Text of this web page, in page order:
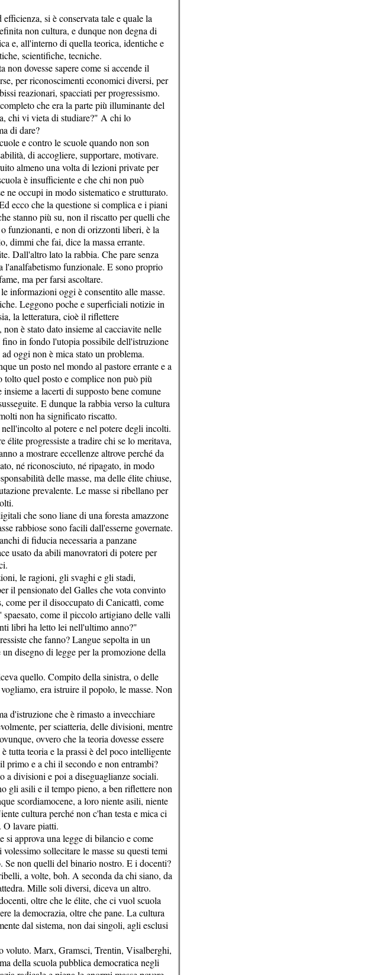
si è conservata tale e quale la
non cultura, e dunque non degna di
e, all'interno di quella teorica, identiche e
scientifiche, tecniche.
non dovesse sapere come si accende il
per riconoscimenti economici diversi, per
reazionari, spacciati per progressismo.
che era la parte più illuminante del
chi vi vieta di studiare?" A chi lo
di dare?
e contro le scuole quando non son
di accogliere, supportare, motivare.
almeno una volta di lezioni private per
è insufficiente e che chi non può
ne occupi in modo sistematico e strutturato.
ecco che la questione si complica e i piani
stanno più su, non il riscatto per quelli che
funzionanti, e non di orizzonti liberi, è la
dimmi che fai, dice la massa errante.
Dall'altro lato la rabbia. Che pare senza
l'analfabetismo funzionale. E sono proprio
ma per farsi ascoltare.
informazioni oggi è consentito alle masse.
Leggono poche e superficiali notizie in
la letteratura, cioè il riflettere
è stato dato insieme al cacciavite nelle
in fondo l'utopia possibile dell'istruzione
oggi non è mica stato un problema.
un posto nel mondo al pastore errante e a
quel posto e complice non può più
a lacerti di supposto bene comune
E dunque la rabbia verso la cultura
non ha significato riscatto.
al potere e nel potere degli incolti.
élite progressiste a tradire chi se lo meritava,
a mostrare eccellenze altrove perché da
né riconosciuto, né ripagato, in modo
delle masse, ma delle élite chiuse,
prevalente. Le masse si ribellano per
che sono liane di una foresta amazzone
rabbiose sono facili dall'esserne governate.
di fiducia necessaria a panzane
usato da abili manovratori di potere per
le ragioni, gli svaghi e gli stadi,
il pensionato del Galles che vota convinto
per il disoccupato di Canicattì, come
come il piccolo artigiano delle valli
libri ha letto lei nell'ultimo anno?"
che fanno? Langue sepolta in un
disegno di legge per la promozione della
quello. Compito della sinistra, o delle
era istruire il popolo, le masse. Non
d'istruzione che è rimasto a invecchiare
per sciatteria, delle divisioni, mentre
ovvero che la teoria dovesse essere
tutta teoria e la prassi è del poco intelligente
e a chi il secondo e non entrambi?
a divisioni e poi a diseguaglianze sociali.
gli asili e il tempo pieno, a ben riflettere non
scordiamocene, a loro niente asili, niente
cultura perché non c'han testa e mica ci
lavare piatti.
si approva una legge di bilancio e come
sollecitare le masse su questi temi
Se non quelli del binario nostro. E i docenti?
a volte, boh. A seconda da chi siano, da
Mille soli diversi, diceva un altro.
oltre che le élite, che ci vuol scuola
la democrazia, oltre che pane. La cultura
dal sistema, non dai singoli, agli esclusi
voluto. Marx, Gramsci, Trentin, Visalberghi,
della scuola pubblica democratica negli